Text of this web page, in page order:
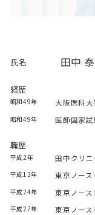
氏名 田中
経歴
昭和49年 大阪医科
昭和49年 医師国家試
職歴
平成2年 田中クリ
平成13年 東京ノー
平成24年 東京ノー
平成27年 東京ノー